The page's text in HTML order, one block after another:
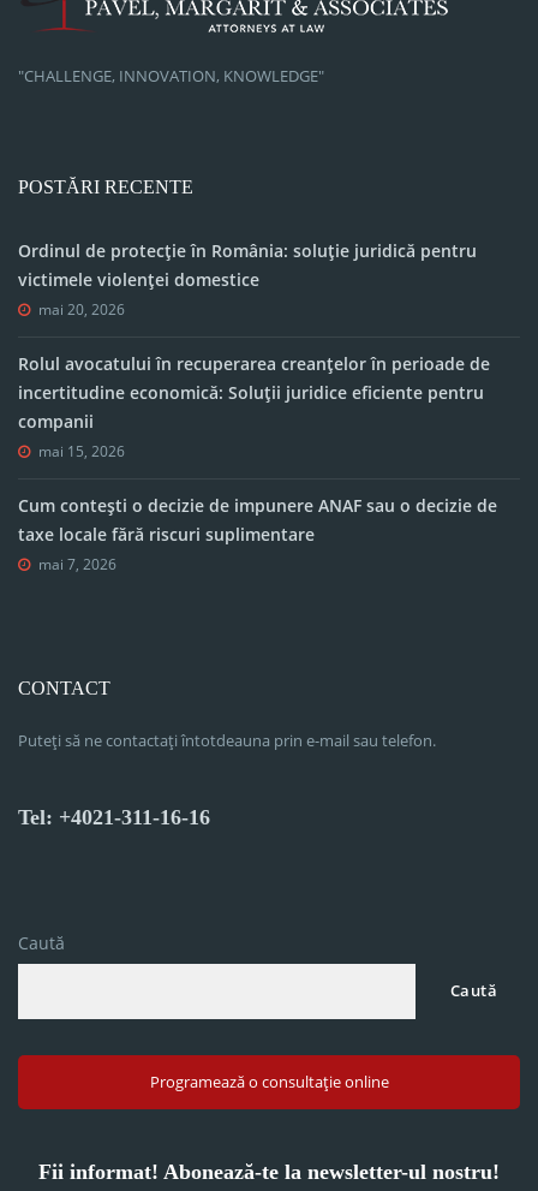
"CHALLENGE, INNOVATION, KNOWLEDGE"
POSTĂRI RECENTE
Ordinul de protecție în România: soluție juridică pentru
victimele violenței domestice
mai 20, 2026
Rolul avocatului în recuperarea creanțelor în perioade de
incertitudine economică: Soluții juridice eficiente pentru
companii
mai 15, 2026
Cum contești o decizie de impunere ANAF sau o decizie de
taxe locale fără riscuri suplimentare
mai 7, 2026
CONTACT
Puteți să ne contactați întotdeauna prin e-mail sau telefon.
Tel: +4021-311-16-16
Caută
Caută
Programează o consultație online
Fii informat! Abonează-te la newsletter-ul nostru!